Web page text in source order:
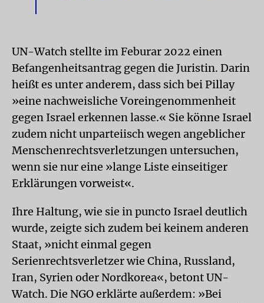
UN-Watch stellte im Feburar 2022 einen
Befangenheitsantrag gegen die Juristin. Darin
heißt es unter anderem, dass sich bei Pillay
»eine nachweisliche Voreingenommenheit
gegen Israel erkennen lasse.« Sie könne Israel
zudem nicht unparteiisch wegen angeblicher
Menschenrechtsverletzungen untersuchen,
wenn sie nur eine »lange Liste einseitiger
Erklärungen vorweist«.
Ihre Haltung, wie sie in puncto Israel deutlich
wurde, zeigte sich zudem bei keinem anderen
Staat, »nicht einmal gegen
Serienrechtsverletzer wie China, Russland,
Iran, Syrien oder Nordkorea«, betont UN-
Watch. Die NGO erklärte außerdem: »Bei